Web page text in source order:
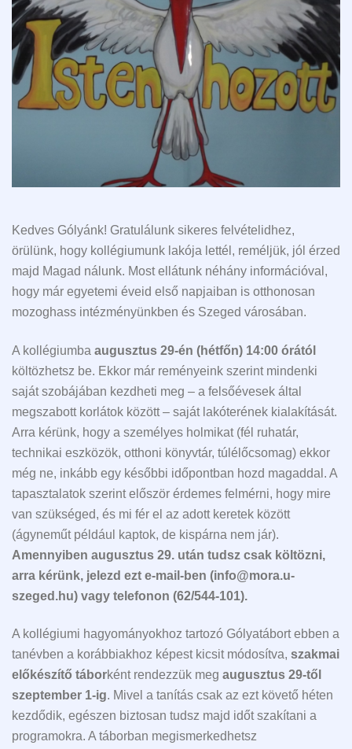
Kedves Gólyánk! Gratulálunk sikeres felvételidhez,
örülünk, hogy kollégiumunk lakója lettél, reméljük, jól érzed
majd Magad nálunk. Most ellátunk néhány információval,
hogy már egyetemi éveid első napjaiban is otthonosan
mozoghass intézményünkben és Szeged városában.
A kollégiumba augusztus 29-én (hétfőn) 14:00 órától
költözhetsz be. Ekkor már reményeink szerint mindenki
saját szobájában kezdheti meg – a felsőévesek által
megszabott korlátok között – saját lakóterének kialakítását.
Arra kérünk, hogy a személyes holmikat (fél ruhatár,
technikai eszközök, otthoni könyvtár, túlélőcsomag) ekkor
még ne, inkább egy későbbi időpontban hozd magaddal. A
tapasztalatok szerint először érdemes felmérni, hogy mire
van szükséged, és mi fér el az adott keretek között
(ágyneműt például kaptok, de kispárna nem jár).
Amennyiben augusztus 29. után tudsz csak költözni,
arra kérünk, jelezd ezt e-mail-ben (info@mora.u-
szeged.hu) vagy telefonon (62/544-101).
A kollégiumi hagyományokhoz tartozó Gólyatábort ebben a
tanévben a korábbiakhoz képest kicsit módosítva, szakmai
előkészítő táborként rendezzük meg augusztus 29-től
szeptember 1-ig. Mivel a tanítás csak az ezt követő héten
kezdődik, egészen biztosan tudsz majd időt szakítani a
programokra. A táborban megismerkedhetsz